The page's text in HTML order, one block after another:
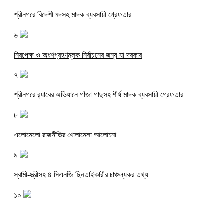
শ্রীনগরে বিদেশী মদসহ মাদক ব্যবসায়ী গ্রেফতার
৬
নিরপেক্ষ ও অংশগ্রহণমূলক নির্বাচনের জন্য যা দরকার
৭
শ্রীনগরে র‌্যাবের অভিযানে গাঁজা গাছসহ শীর্ষ মাদক ব্যবসায়ী গ্রেফতার
৮
এলোমেলো রাজনীতির খোলামেলা আলোচনা
৯
স্বামী-স্ত্রীসহ ৪ সিএনজি ছিনতাইকারীর চাঞ্চল্যকর তথ্য
১০